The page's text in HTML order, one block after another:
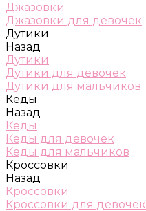
Джазовки
Джазовки для девочек
Дутики
Назад
Дутики
Дутики для девочек
Дутики для мальчиков
Кеды
Назад
Кеды
Кеды для девочек
Кеды для мальчиков
Кроссовки
Назад
Кроссовки
Кроссовки для девочек